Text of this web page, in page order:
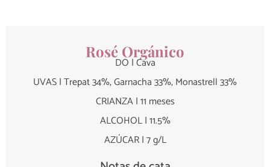
Rosé Orgánico
DO | Cava
UVAS | Trepat 34%, Garnacha 33%, Monastrell 33%
CRIANZA | 11 meses
ALCOHOL | 11.5%
AZÚCAR | 7 g/L